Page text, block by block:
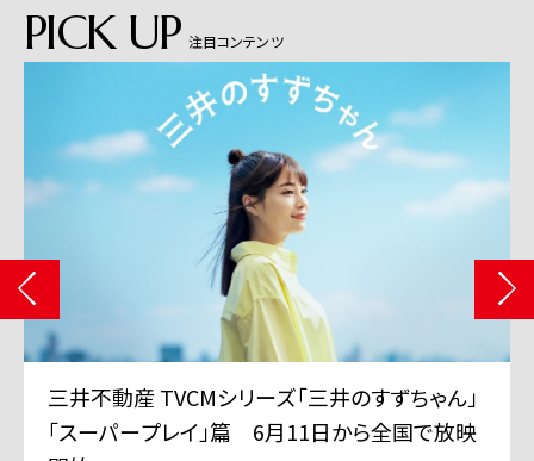
PICK UP 注目コンテンツ
三井不動産 TVCMシリーズ「三井のすずちゃん」
「スーパープレイ」篇 6月11日から全国で放映